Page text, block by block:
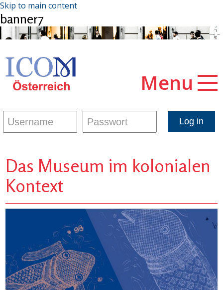
Skip to main content
banner7
Menu
Das Museum im kolonialen
Kontext